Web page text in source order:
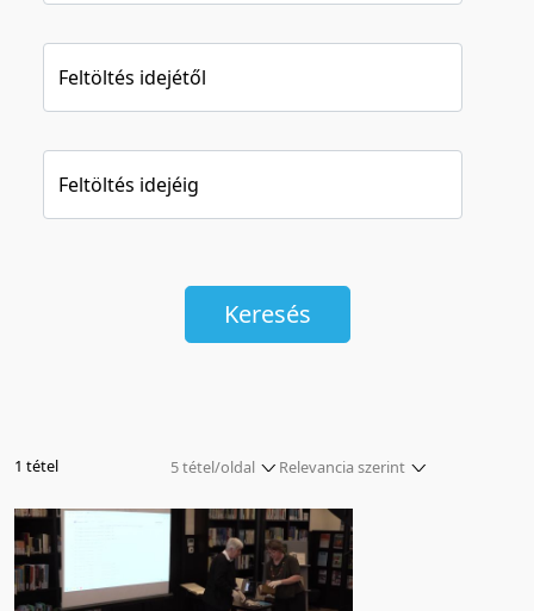
Feltöltés idejétől
Feltöltés idejéig
Keresés
Relevancia szerint
Relevancia szerint
Kezdés/felvétel dátuma szerint
Kezdés/felvétel dátuma szerint
1 tétel
5 tétel/oldal
5 tétel/oldal
10 tétel/oldal
20 tétel/oldal